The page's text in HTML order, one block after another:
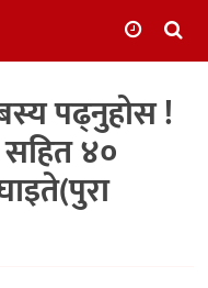
पढ्नुहोस !
४०